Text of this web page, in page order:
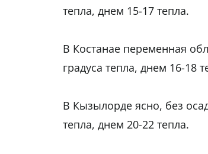
тепла, днем 15-17 тепла.
В Костанае переменная
градуса тепла, днем 16-18
В Кызылорде ясно, без
тепла, днем 20-22 тепла.